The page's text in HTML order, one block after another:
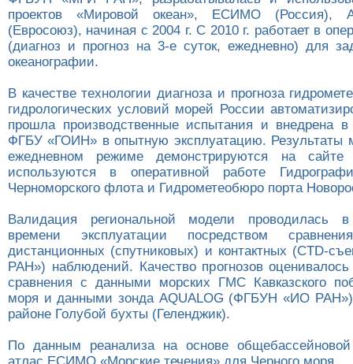
проектов «Мировой океан», ЕСИМО (Россия),
(Евросоюз), начиная с 2004 г. С 2010 г. работает в
(диагноз и прогноз на 3-е суток, ежедневно) для
океанографии.
В качестве технологии диагноза и прогноза
гидрологических условий морей России
прошла производственные испытания и внедрена
ФГБУ «ГОИН» в опытную эксплуатацию. Результаты
ежедневном режиме демонстрируются на
используются в оперативной работе
Черноморского флота и Гидрометеобюро порта
Валидация региональной модели проводилась
времени эксплуатации посредством
дистанционных (спутниковых) и контактных (CTD-
РАН») наблюдений. Качество прогнозов
сравнения с данными морских ГМС Кавказского
моря и данными зонда AQUALOG (ФГБУН «ИО
районе Голубой бухты (Геленджик).
По данным реанализа на основе